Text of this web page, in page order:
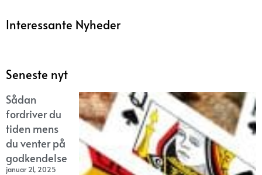
Interessante Nyheder
Seneste nyt
Sådan
fordriver du
tiden mens
du venter på
godkendelse
januar 21, 2025